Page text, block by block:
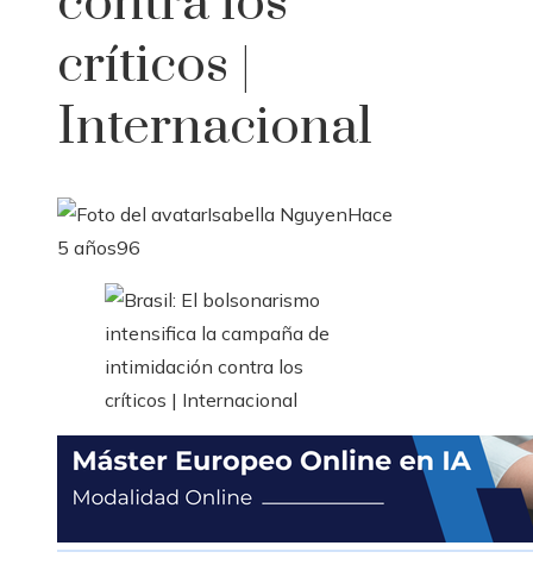
críticos |
Internacional
Isabella NguyenHace
5 años96